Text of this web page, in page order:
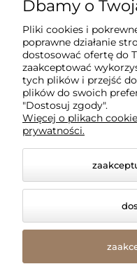
Informacje
O firmie
© 2026 amled.pl.
Dbamy o
Pliki cookies i
poprawne działanie
dostosować ofertę do
zaakceptować
tych plików i przejść
plików do swoich
"Dostosuj zgody".
Więcej o plikach
prywatności.